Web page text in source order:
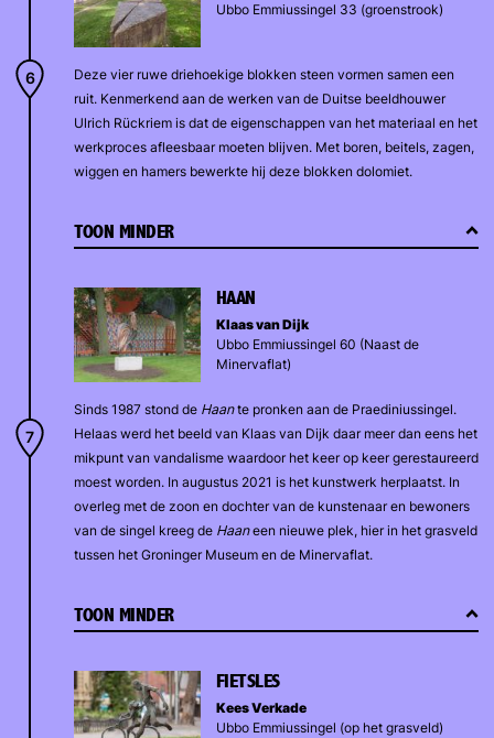
Ubbo Emmiussingel 33 (groenstrook)
Deze vier ruwe driehoekige blokken steen vormen samen een
ruit. Kenmerkend aan de werken van de Duitse beeldhouwer
Ulrich Rückriem is dat de eigenschappen van het materiaal en het
werkproces afleesbaar moeten blijven. Met boren, beitels, zagen,
wiggen en hamers bewerkte hij deze blokken dolomiet.
TOON MINDER
HAAN
Klaas van Dijk
Ubbo Emmiussingel 60 (Naast de
Minervaflat)
Sinds 1987 stond de Haante pronken aan de Praediniussingel.
Helaas werd het beeld van Klaas van Dijk daar meer dan eens het
mikpunt van vandalisme waardoor het keer op keer gerestaureerd
moest worden. In augustus 2021 is het kunstwerk herplaatst. In
overleg met de zoon en dochter van de kunstenaar en bewoners
van de singel kreeg de Haaneen nieuwe plek, hier in het grasveld
tussen het Groninger Museum en de Minervaflat.
TOON MINDER
FIETSLES
Kees Verkade
Ubbo Emmiussingel (op het grasveld)